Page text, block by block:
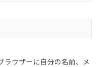
ラウザーに自分の名前、メ